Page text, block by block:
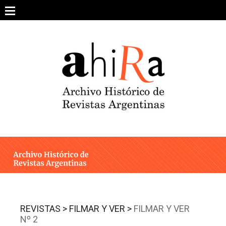
content
ARCHIVO DE REVISTAS
ESTUDIOS CRÍTICOS
INTEGRANTES
CONTACTO
REVISTAS > FILMAR Y VER > FILMAR Y VER
Nº 2